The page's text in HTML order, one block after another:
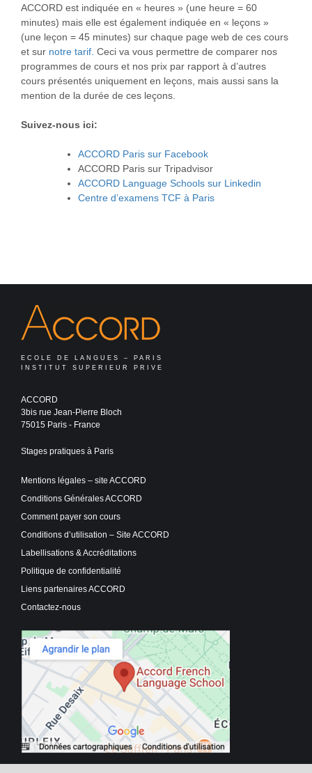
ACCORD est indiquée en « heures » (une heure = 60
minutes) mais elle est également indiquée en « leçons »
(une leçon = 45 minutes) sur chaque page web de ces cours
et sur notre tarif. Ceci va vous permettre de comparer nos
programmes de cours et nos prix par rapport à d’autres
cours présentés uniquement en leçons, mais aussi sans la
mention de la durée de ces leçons.
Suivez-nous ici:
ACCORD Paris sur Facebook
ACCORD Paris sur Tripadvisor
ACCORD Language Schools sur Linkedin
Centre d’examens TCF à Paris
ECOLE DE LANGUES – PARIS
INSTITUT SUPERIEUR PRIVE
ACCORD
3bis rue Jean-Pierre Bloch
75015 Paris - France
Stages pratiques à Paris
Mentions légales – site ACCORD
Conditions Générales ACCORD
Comment payer son cours
Conditions d’utilisation – Site ACCORD
Labellisations & Accréditations
Politique de confidentialité
Liens partenaires ACCORD
Contactez-nous